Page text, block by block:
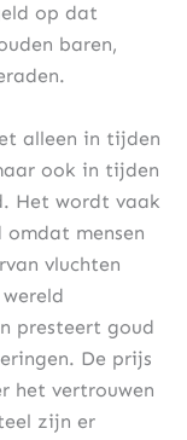
op dat
baren,
alleen in tijden
ook in tijden
Het wordt vaak
omdat mensen
vluchten
presteert goud
De prijs
het vertrouwen
zijn er